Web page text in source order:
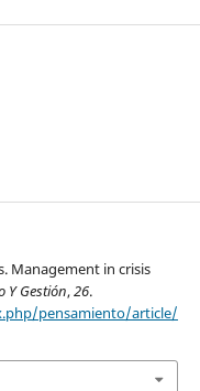
Management in crisis
Y Gestión,26.
pensamiento/article/